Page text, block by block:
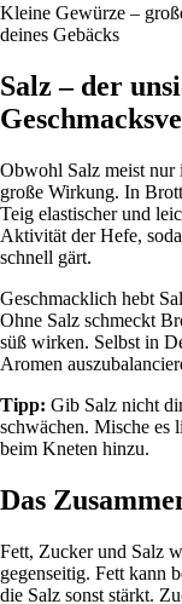
Kleine Gewürze –
deines Gebäcks
Salz – der
Obwohl Salz meist nur
große Wirkung. In
Teig elastischer und
Aktivität der Hefe,
schnell gärt.
Geschmacklich hebt
Ohne Salz schmeckt
süß wirken. Selbst in
Aromen
Tipp: Gib Salz nicht
schwächen. Mische es
beim Kneten hinzu.
Das
Fett, Zucker und Salz
gegenseitig. Fett kann
die Salz sonst stärkt.